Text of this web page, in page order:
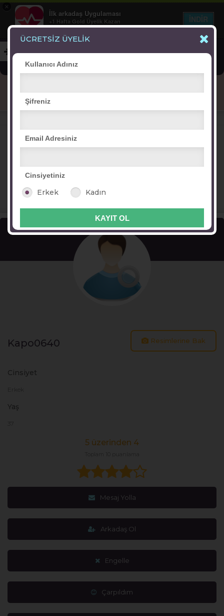
×
İlk arkadaş Uygulaması
+1 Hafta Gold Üyelik Kazan
Bedava - com.ilk.arkadas
İNDİR
Online Erkekler(402)
tülay şebnemcim343
Kapo0640 Resimlerine Bak
Cinsiyet
Erkek
Yaş
37
5 üzerinden 4
Mesaj Yolla
Arkadaş Ol
Engelle
Çarpıldım
ÜCRETSİZ ÜYELİK
Kullanıcı Adınız
Şifreniz
Email Adresiniz
Cinsiyetiniz
Erkek Kadın